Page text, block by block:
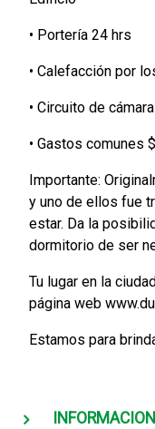
• Portería 24 hrs
• Calefacción por
• Circuito de
• Gastos comunes
Importante:
y uno de ellos fue
estar. Da la
dormitorio de ser
Tu lugar en la
página web
Estamos para